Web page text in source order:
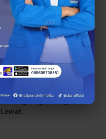
BERITA
Dari Sampah Jadi
Rupiah, UBSI Bantu
Lewat…